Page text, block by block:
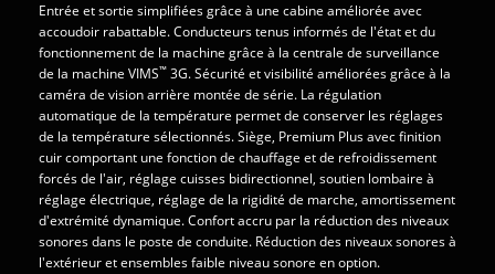
Entrée et sortie simplifiées grâce à une cabine améliorée avec
accoudoir rabattable. Conducteurs tenus informés de l'état et du
fonctionnement de la machine grâce à la centrale de surveillance
de la machine VIMS™ 3G. Sécurité et visibilité améliorées grâce à la
caméra de vision arrière montée de série. La régulation
automatique de la température permet de conserver les réglages
de la température sélectionnés. Siège, Premium Plus avec finition
cuir comportant une fonction de chauffage et de refroidissement
forcés de l'air, réglage cuisses bidirectionnel, soutien lombaire à
réglage électrique, réglage de la rigidité de marche, amortissement
d'extrémité dynamique. Confort accru par la réduction des niveaux
sonores dans le poste de conduite. Réduction des niveaux sonores à
l'extérieur et ensembles faible niveau sonore en option.